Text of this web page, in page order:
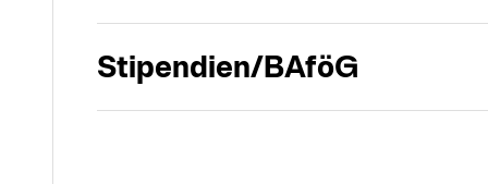
Stipendien/BAföG